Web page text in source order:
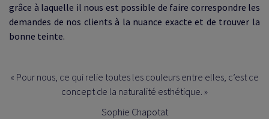
grâce à laquelle il nous est possible de faire correspondre les
demandes de nos clients à la nuance exacte et de trouver la
bonne teinte.
« Pour nous, ce qui relie toutes les couleurs entre elles, c’est ce
concept de la naturalité esthétique. »
Sophie Chapotat